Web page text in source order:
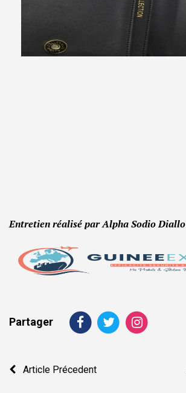
Entretien réalisé par Alpha Sodio Diallo
Partager
Navigation
Article Précedent